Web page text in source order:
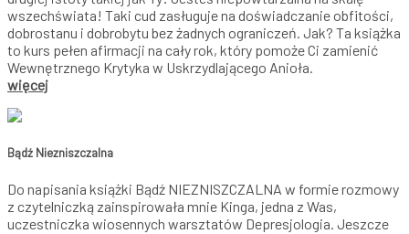
wszechświata! Taki cud zasługuje na doświadczanie obfitości,
dobrostanu i dobrobytu bez żadnych ograniczeń. Jak? Ta książka
to kurs pełen afirmacji na cały rok, który pomoże Ci zamienić
Wewnętrznego Krytyka w Uskrzydlającego Anioła.
więcej
Bądź Niezniszczalna
Do napisania książki Bądź NIEZNISZCZALNA w formie rozmowy
z czytelniczką zainspirowała mnie Kinga, jedna z Was,
uczestniczka wiosennych warsztatów Depresjologia. Jeszcze